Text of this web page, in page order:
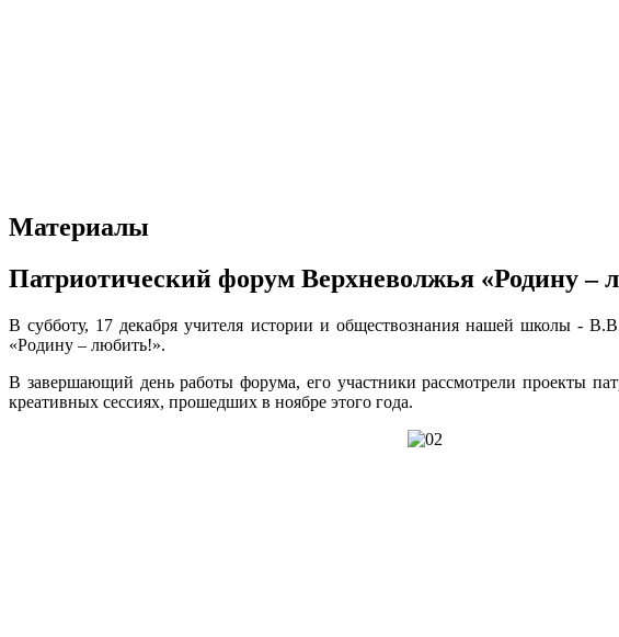
Материалы
Патриотический форум Верхневолжья «Родину –
В субботу, 17 декабря учителя истории и обществознания нашей школы -
«Родину – любить!».
В завершающий день работы форума, его участники рассмотрели проекты
креативных сессиях, прошедших в ноябре этого года.